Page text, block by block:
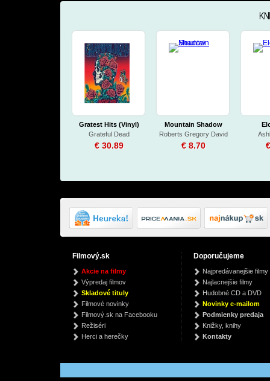
Gratest Hits (Vinyl)
Grateful Dead
€ 30.89
Mountain Shadow
Roberts Gregory David
€ 8.70
Nákaza
Robin Cook
€ 8.97
Very
Pet Shop Boys
€ 19.99
Filmový.sk
Akcie na filmy
Výpredaj filmov
Skladové tituly
Filmové novinky
Filmový.sk na Facebooku
Režiséri
Herci a herečky
Doporučujeme
Najpredávanejšie filmy
Najlacnejšie filmy
Hudobné CD a DVD
Novinky e-mailom
Podmienky predaja
Knižky, knihy
Kontakty